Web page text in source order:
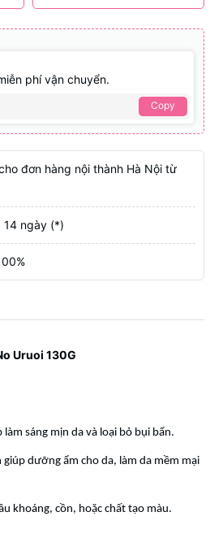
phí vận chuyển.
Copy
đơn hàng nội thành Hà Nội từ
14 ngày (*)
Uruoi 130G
sáng mịn da và loại bỏ bụi bẩn.
dưỡng ẩm cho da, làm da mềm mại
khoáng, cồn, hoặc chất tạo màu.